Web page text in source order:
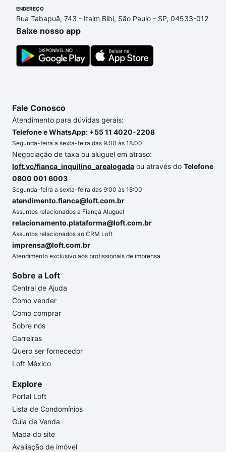
Se ainda tem alguma dúvida dos custos envolvidos
no processo de compra, veja em nosso portal
quanto custa comprar um apartamento
a gente para comprar o imóvel dos seus sonhos
com segurança e conforto. Loft, com você até as
ENDEREÇO
Rua Tabapuã, 743 - Itaim Bibi, São Paulo - SP, 04533-012
Baixe nosso app
Fale Conosco
Atendimento para dúvidas gerais:
Telefone e WhatsApp: +55 11 4020-2208
Segunda-feira a sexta-feira das 9:00 às 18:00
Negociação de taxa ou aluguel em atraso:
loft.vc/fianca_inquilino_arealogada ou através do Telefone
0800 001 6003
Segunda-feira a sexta-feira das 9:00 às 18:00
atendimento.fianca@loft.com.br
Assuntos relacionados a Fiança Aluguel
relacionamento.plataforma@loft.com.br
Assuntos relacionados ao CRM Loft
imprensa@loft.com.br
Atendimento exclusivo aos profissionais de imprensa
Sobre a Loft
Central de Ajuda
Como vender
Como comprar
Sobre nós
Carreiras
Quero ser fornecedor
Loft México
Explore
Portal Loft
Lista de Condomínios
Guia de Venda
Mapa do site
Avaliação de imóvel